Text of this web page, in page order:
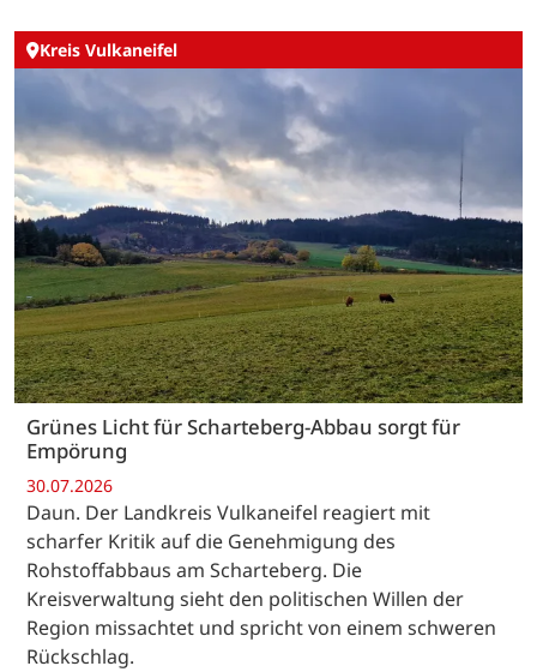
Kreis Vulkaneifel
Grünes Licht für Scharteberg-Abbau sorgt für
Empörung
30.07.2026
Daun. Der Landkreis Vulkaneifel reagiert mit
scharfer Kritik auf die Genehmigung des
Rohstoffabbaus am Scharteberg. Die
Kreisverwaltung sieht den politischen Willen der
Region missachtet und spricht von einem schweren
Rückschlag.